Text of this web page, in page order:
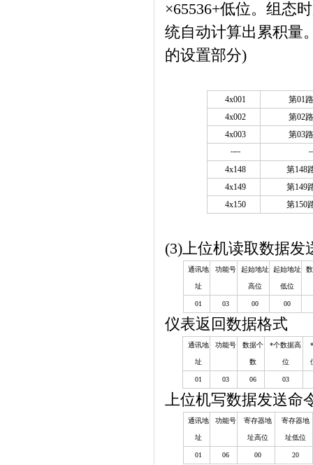
×65536+低位。组态
统自动计算出累积量
的设置部分)
4x001 第01
4x002
第02
4x003
第03
┄┄
4x148
第148
4x149
第149
4x150
第150
(3)上位机读取数据发
通讯地
址
功能号 起始地址
高位
起始地址
低位
01 03 00 00
仪表返回数据格式
通讯地
址
功能号 数据个
数
*个数据高
位
01 03 06 03
上位机写数据发送命
通讯地
址
功能号 寄存器地
址高位
寄存器地
址低位
01 06 00 20